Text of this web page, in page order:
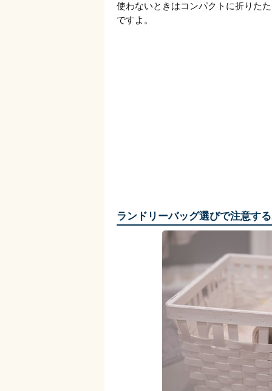
使わないときはコンパクトに折りた
ですよ。
ランドリーバッグ選びで注意す